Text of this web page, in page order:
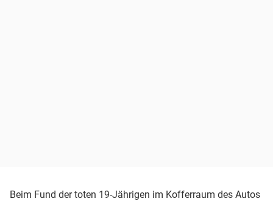
Beim Fund der toten 19-Jährigen im Kofferraum des Autos